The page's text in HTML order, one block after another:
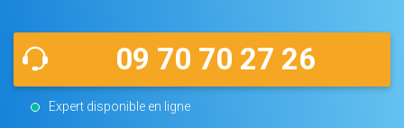
09 70 70 27 26
Expert disponible en ligne